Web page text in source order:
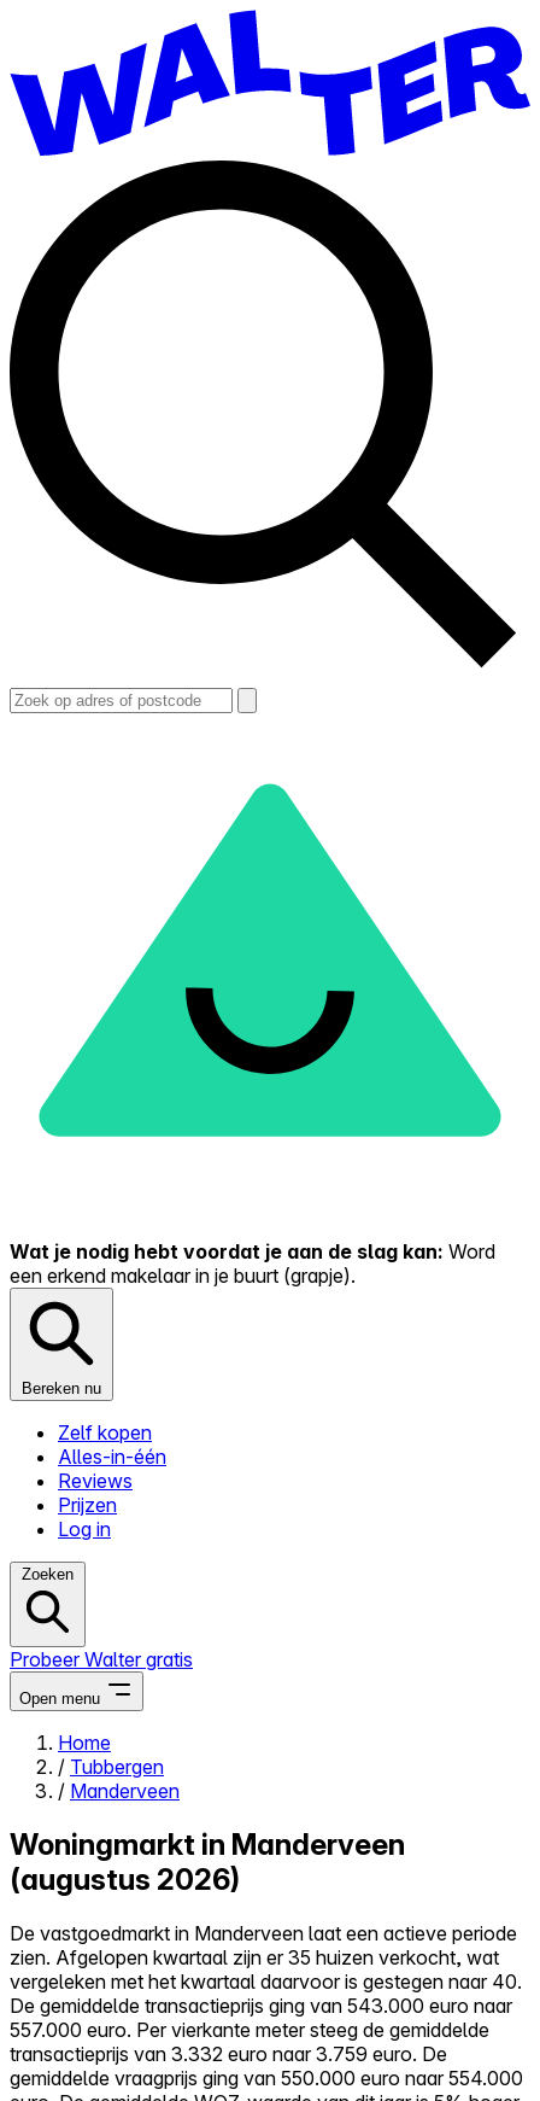
Wat je nodig hebt voordat je aan de slag kan: Word
een erkend makelaar in je buurt (grapje).
Bereken nu
Zelf kopen
Alles-in-één
Reviews
Prijzen
Log in
Zoeken
Probeer Walter gratis
Open menu
Close menu
Alles-in-één
Reviews
Prijzen
Log in
Probeer Walter gratis
Home
/ Tubbergen
/ Manderveen
Woningmarkt in Manderveen
(augustus 2026)
De vastgoedmarkt in Manderveen laat een actieve periode
zien. Afgelopen kwartaal zijn er 35 huizen verkocht, wat
vergeleken met het kwartaal daarvoor is gestegen naar 40.
De gemiddelde transactieprijs ging van 543.000 euro naar
557.000 euro. Per vierkante meter steeg de gemiddelde
transactieprijs van 3.332 euro naar 3.759 euro. De
gemiddelde vraagprijs ging van 550.000 euro naar 554.000